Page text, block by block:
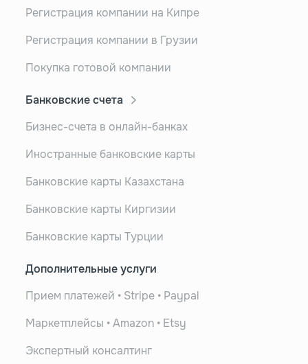
Регистрация компании на Кипре
Регистрация компании в Грузии
Покупка готовой компании
Банковские счета
Бизнес-счета в онлайн-банках
Иностранные банковские карты
Банковские карты Казахстана
Банковские карты Киргизии
Банковские карты Турции
Дополнительные услуги
Прием платежей • Stripe • Paypal
Маркетплейсы • Amazon • Etsy
Экспертный консалтинг